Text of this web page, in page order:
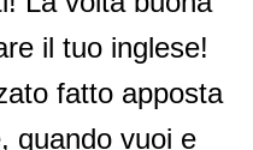
il tuo inglese!
fatto apposta
quando vuoi e